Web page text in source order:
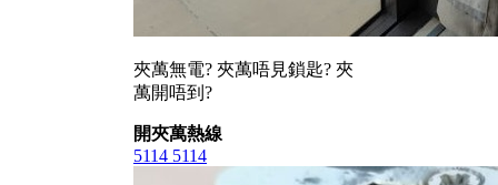
夾萬無電? 夾萬唔見鎖匙? 夾
萬開唔到?
開夾萬熱線
5114 5114